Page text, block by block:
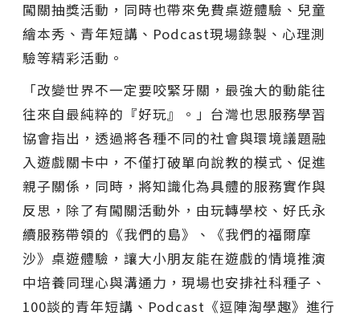
闖關抽獎活動，同時也帶來免費桌遊體驗、兒童
繪本秀、青年短講、Podcast現場錄製、心理測
驗等精彩活動。
「改變世界不一定要咬緊牙關，最強大的動能往
往來自最純粹的『好玩』。」台灣也思服務學習
協會指出，透過將各種不同的社會與環境議題融
入遊戲關卡中，不僅打破單向說教的模式、促進
親子關係，同時，將知識化為具體的服務實作與
反思，除了有闖關活動外，由玩轉學校、好氏永
續服務帶領的《我們的島》、《我們的福爾摩
沙》桌遊體驗，讓大小朋友能在遊戲的情境推演
中培養同理心與溝通力，現場也安排社科種子、
100談的青年短講、Podcast《逗陣淘學趣》進行